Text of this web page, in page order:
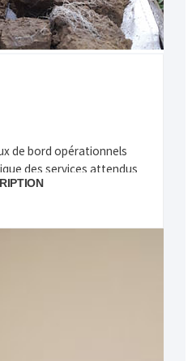
de bord opérationnels
des services attendus
de grandes